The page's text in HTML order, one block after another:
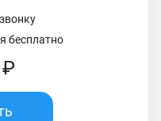
бесплатно
₽